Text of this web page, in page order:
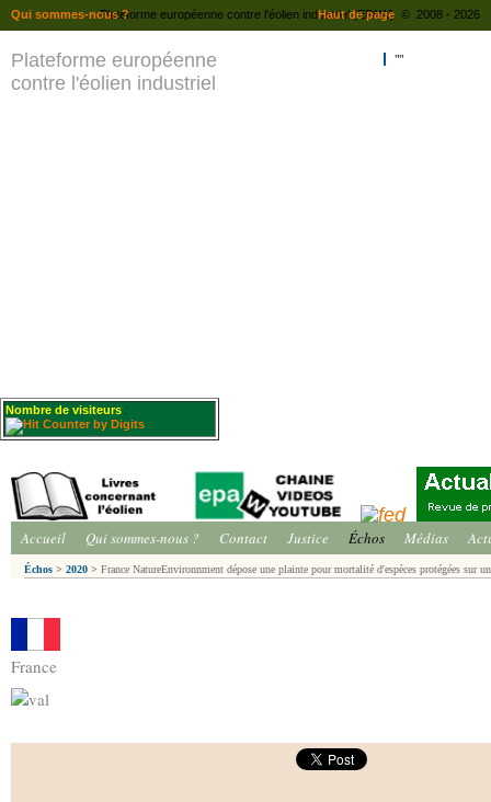
Plateforme européenne
contre l'éolien industriel
""
Nombre de visiteurs :
Accueil Qui sommes-nous ? Contact Justice Échos Médias
Échos > 2020 > France NatureEnvironnment dépose une plainte pour mortalité d'espèces protégées sur
France
Plateforme européenne contre l'éolien industriel (EPAW) © 2008 - 2026
Haut de page
Qui sommes-nous ?